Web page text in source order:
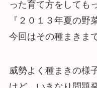
った育て方をしても
『２０１３年夏の野
今回はその種まきま
威勢よく種まきの様